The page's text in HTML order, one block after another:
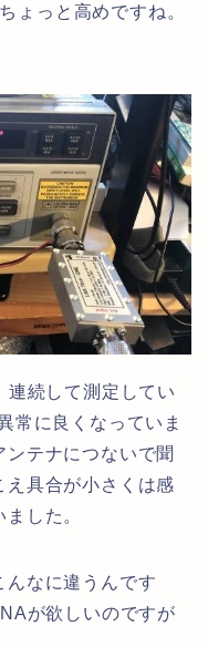
ょっと高めですね。
連続して測定してい
常に良くなっていま
テナにつないで聞
え具合が小さくは感
した。
んなに違うんです
が欲しいのですが